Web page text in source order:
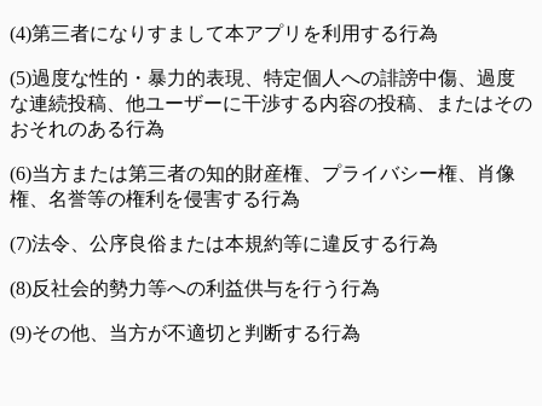
(4)第三者になりすまして本アプリを利用する行為
(5)過度な性的・暴力的表現、特定個人への誹謗中傷、過度
な連続投稿、他ユーザーに干渉する内容の投稿、またはその
おそれのある行為
(6)当方または第三者の知的財産権、プライバシー権、肖像
権、名誉等の権利を侵害する行為
(7)法令、公序良俗または本規約等に違反する行為
(8)反社会的勢力等への利益供与を行う行為
(9)その他、当方が不適切と判断する行為